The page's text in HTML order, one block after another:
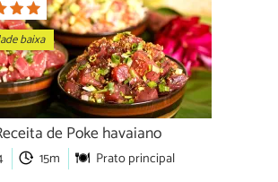
baixa
de Poke havaiano
15m Prato principal